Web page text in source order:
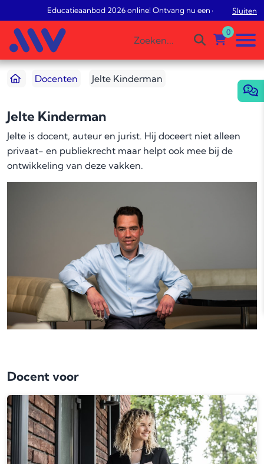
Educatieaanbod 2026 online! Ontvang nu een gratis Sluiten
0
Docenten Jelte Kinderman
Jelte Kinderman
Jelte is docent, auteur en jurist. Hij doceert niet alleen
privaat- en publiekrecht maar helpt ook mee bij de
ontwikkeling van deze vakken.
Docent voor